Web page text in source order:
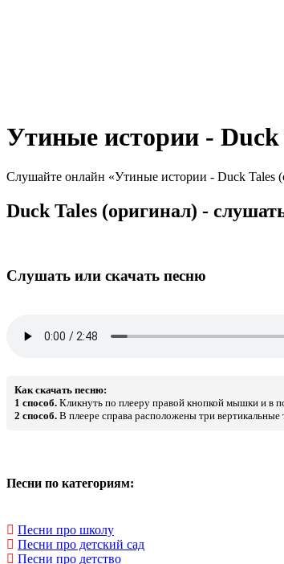
Утиные истории - Duck
Слушайте онлайн «Утиные истории - Duck Tales
Duck Tales (оригинал) -
Слушать или скачать песню
Как скачать песню:
1 способ. Кликнуть по плееру правой кнопкой мышки и в
2 способ. В плеере справа расположены три
Песни по категориям:
Песни про школу
Песни про детский сад
Песни про детство